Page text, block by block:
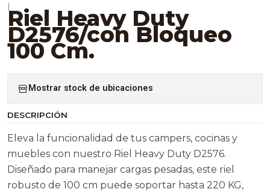
|Riel Heavy Duty
D2576/con Bloqueo
100 Cm.
Mostrar stock de ubicaciones
DESCRIPCIÓN
Eleva la funcionalidad de tus campers, cocinas y
muebles con nuestro Riel Heavy Duty D2576.
Diseñado para manejar cargas pesadas, este riel
robusto de 100 cm puede soportar hasta 220 KG,